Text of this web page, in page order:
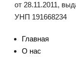
от 28.11.2011,
УНП 191668234
Главная
О нас